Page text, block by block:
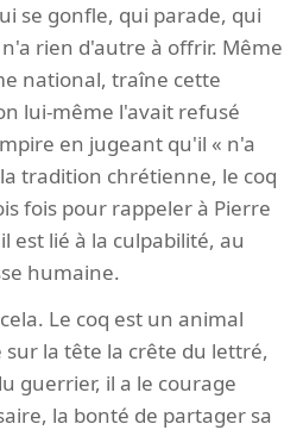
se gonfle, qui parade, qui
rien d'autre à offrir. Même
national, traîne cette
lui-même l'avait refusé
en jugeant qu'il « n'a
tradition chrétienne, le coq
fois pour rappeler à Pierre
est lié à la culpabilité, au
humaine.
Le coq est un animal
la tête la crête du lettré,
guerrier, il a le courage
la bonté de partager sa